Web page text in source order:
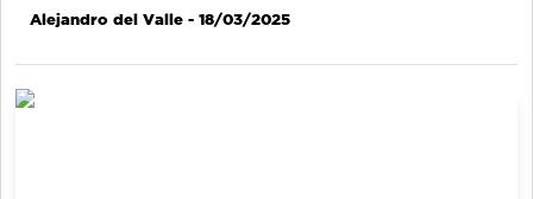
Alejandro del Valle - 18/03/2025